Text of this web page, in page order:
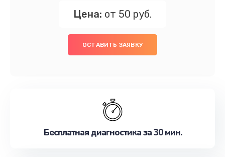
Цена: от 50 руб.
ОСТАВИТЬ ЗАЯВКУ
Бесплатная диагностика за 30 мин.